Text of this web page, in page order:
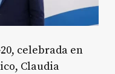
celebrada en
Claudia